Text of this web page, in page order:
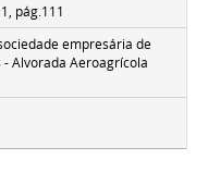
pág.111
empresária de
Alvorada Aeroagrícola